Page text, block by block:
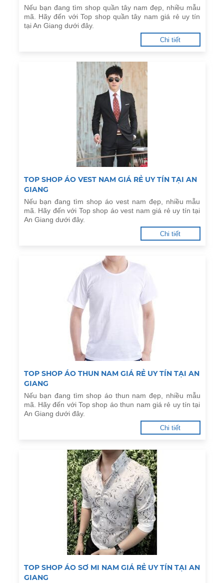
Nếu bạn đang tìm shop quần tây nam đẹp, nhiều mẫu
mã. Hãy đến với Top shop quần tây nam giá rẻ uy tín
tại An Giang dưới đây.
Chi tiết
TOP SHOP ÁO VEST NAM GIÁ RẺ UY TÍN TẠI AN
GIANG
Nếu bạn đang tìm shop áo vest nam đẹp, nhiều mẫu
mã. Hãy đến với Top shop áo vest nam giá rẻ uy tín tại
An Giang dưới đây.
Chi tiết
TOP SHOP ÁO THUN NAM GIÁ RẺ UY TÍN TẠI AN
GIANG
Nếu bạn đang tìm shop áo thun nam đẹp, nhiều mẫu
mã. Hãy đến với Top shop áo thun nam giá rẻ uy tín tại
An Giang dưới đây.
Chi tiết
TOP SHOP ÁO SƠ MI NAM GIÁ RẺ UY TÍN TẠI AN
GIANG